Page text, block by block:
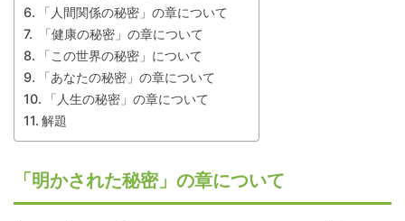
「人間関係の秘密」の章について
「健康の秘密」の章について
「この世界の秘密」について
「あなたの秘密」の章について
「人生の秘密」の章について
解題
「明かされた秘密」の章について